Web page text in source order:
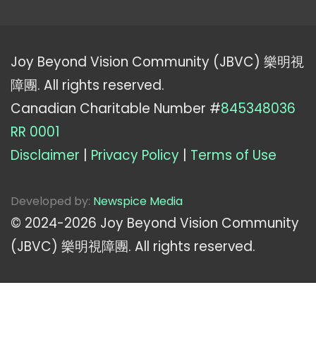
Joy Beyond Vision Community (JBVC) 樂明視
障團. All rights reserved.
Canadian Charitable Number #845348036
RR 0001
Disclaimer
Privacy Policy Terms of Use
Developed by: Newspice Media
© 2024-2026 Joy Beyond Vision Community
(JBVC) 樂明視障團. All rights reserved.